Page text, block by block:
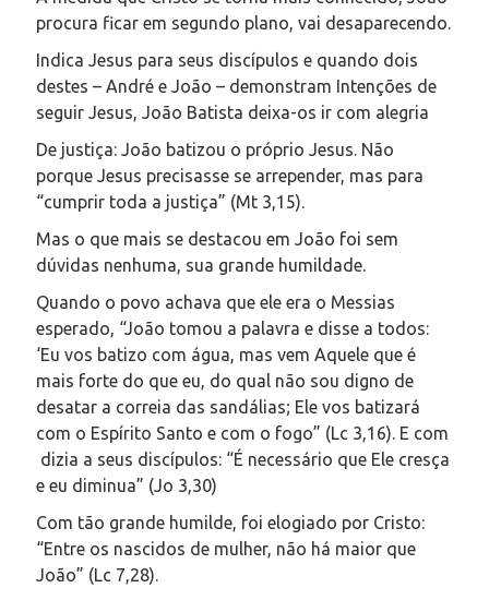
procura ficar em segundo plano, vai desaparecendo.
Indica Jesus para seus discípulos e quando dois
destes – André e João – demonstram Intenções de
seguir Jesus, João Batista deixa-os ir com alegria
De justiça: João batizou o próprio Jesus. Não
porque Jesus precisasse se arrepender, mas para
“cumprir toda a justiça” (Mt 3,15).
Mas o que mais se destacou em João foi sem
dúvidas nenhuma, sua grande humildade.
Quando o povo achava que ele era o Messias
esperado, “João tomou a palavra e disse a todos:
‘Eu vos batizo com água, mas vem Aquele que é
mais forte do que eu, do qual não sou digno de
desatar a correia das sandálias; Ele vos batizará
com o Espírito Santo e com o fogo” (Lc 3,16). E com
dizia a seus discípulos: “É necessário que Ele cresça
e eu diminua” (Jo 3,30)
Com tão grande humilde, foi elogiado por Cristo:
“Entre os nascidos de mulher, não há maior que
João” (Lc 7,28).